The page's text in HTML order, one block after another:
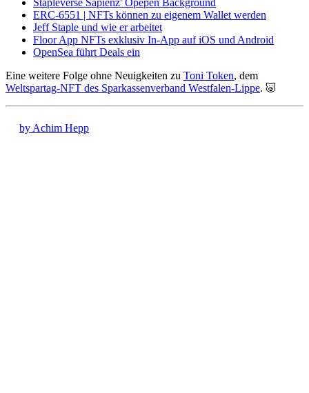
Stapleverse Sapienz' Opepen Background
ERC-6551 | NFTs können zu eigenem Wallet werden
Jeff Staple und wie er arbeitet
Floor App NFTs exklusiv In-App auf iOS und Android
OpenSea führt Deals ein
Eine weitere Folge ohne Neuigkeiten zu Toni Token, dem
Weltspartag-NFT des Sparkassenverband Westfalen-Lippe. 🐷
by Achim Hepp